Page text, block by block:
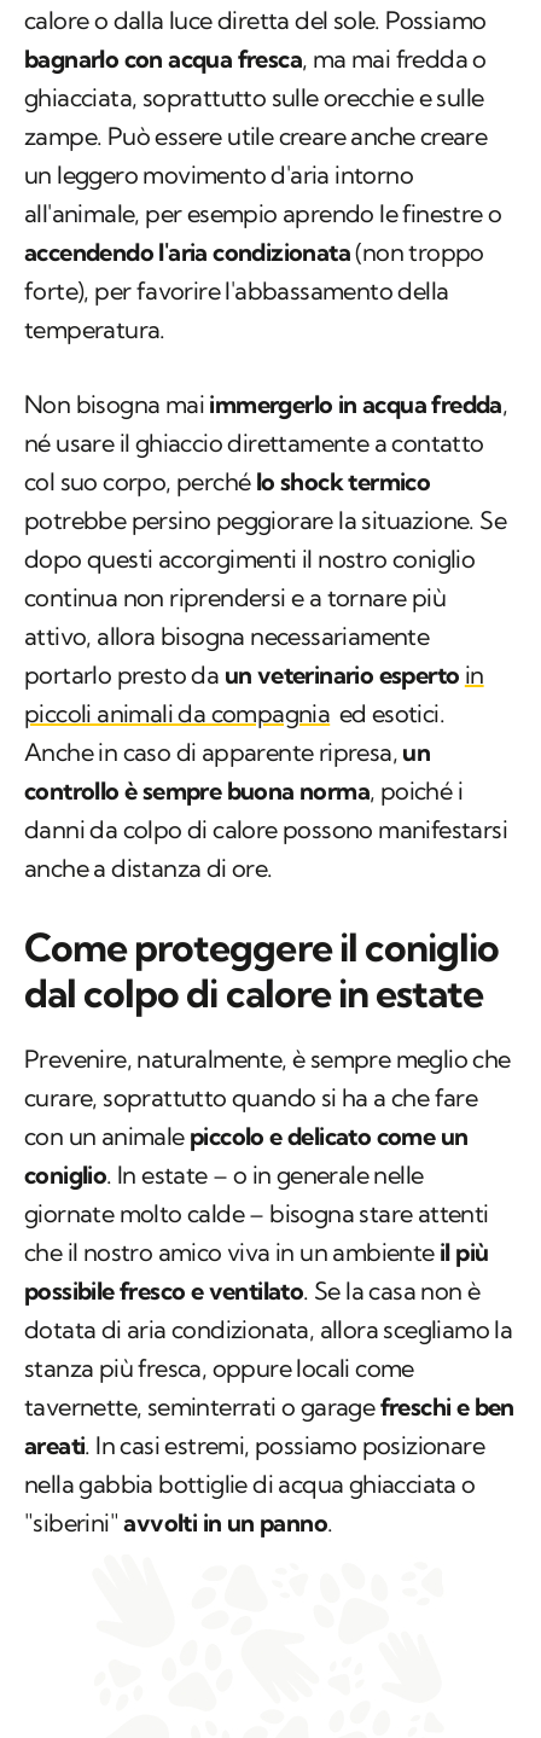
calore o dalla luce diretta del sole. Possiamo
bagnarlo con acqua fresca, ma mai fredda o
ghiacciata, soprattutto sulle orecchie e sulle
zampe. Può essere utile creare anche creare
un leggero movimento d'aria intorno
all'animale, per esempio aprendo le finestre o
accendendo l'aria condizionata(non troppo
forte), per favorire l'abbassamento della
temperatura.
Non bisogna mai immergerlo in acqua fredda,
né usare il ghiaccio direttamente a contatto
col suo corpo, perché lo shock termico
potrebbe persino peggiorare la situazione. Se
dopo questi accorgimenti il nostro coniglio
continua non riprendersi e a tornare più
attivo, allora bisogna necessariamente
portarlo presto da un veterinario esperto in
piccoli animali da compagnia ed esotici.
Anche in caso di apparente ripresa, un
controllo è sempre buona norma, poiché i
danni da colpo di calore possono manifestarsi
anche a distanza di ore.
Come proteggere il coniglio
dal colpo di calore in estate
Prevenire, naturalmente, è sempre meglio che
curare, soprattutto quando si ha a che fare
con un animale piccolo e delicato come un
coniglio. In estate – o in generale nelle
giornate molto calde – bisogna stare attenti
che il nostro amico viva in un ambiente il più
possibile fresco e ventilato. Se la casa non è
dotata di aria condizionata, allora scegliamo la
stanza più fresca, oppure locali come
tavernette, seminterrati o garagefreschi e ben
areati. In casi estremi, possiamo posizionare
nella gabbia bottiglie di acqua ghiacciata o
"siberini"avvolti in un panno.